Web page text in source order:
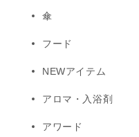
傘
フード
NEWアイテム
アロマ・入浴剤
アワード